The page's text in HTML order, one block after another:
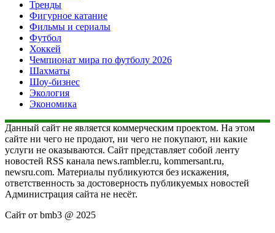
Тренды
Фигурное катание
Фильмы и сериалы
Футбол
Хоккей
Чемпионат мира по футболу 2026
Шахматы
Шоу-бизнес
Экология
Экономика
Данный сайт не является коммерческим проектом. На этом
сайте ни чего не продают, ни чего не покупают, ни какие
услуги не оказываются. Сайт представляет собой ленту
новостей RSS канала news.rambler.ru, kommersant.ru,
newsru.com. Материалы публикуются без искажения,
ответственность за достоверность публикуемых новостей
Администрация сайта не несёт.
Сайт от bmb3 @ 2025